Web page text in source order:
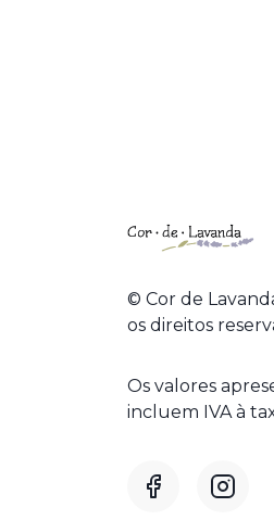
© Cor de
os direitos
Os valores
incluem IVA à